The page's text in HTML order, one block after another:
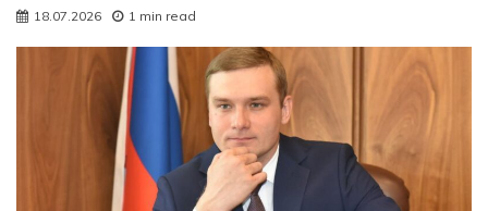
18.07.2026 1 min read